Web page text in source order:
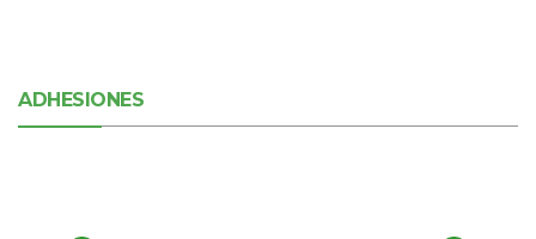
ADHESIONES